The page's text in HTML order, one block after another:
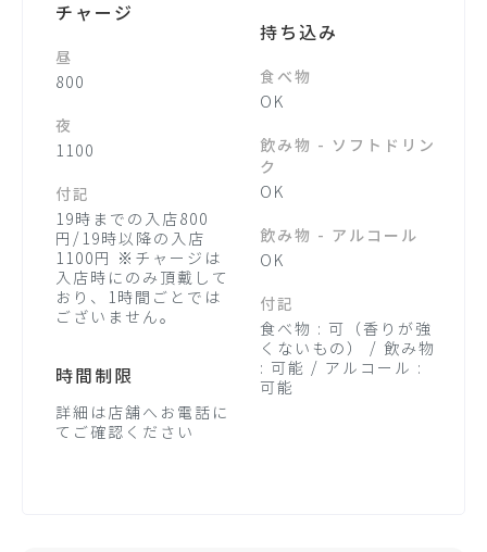
チャージ
昼
800
夜
1100
付記
19時までの入店800
円/19時以降の入店
1100円 ※チャージは
入店時にのみ頂戴して
おり、1時間ごとでは
ございません。
時間制限
詳細は店舗へお電話に
てご確認ください
持ち込み
食べ物
OK
飲み物 - ソフトドリン
ク
OK
飲み物 - アルコール
OK
付記
食べ物 : 可（香りが強
くないもの） / 飲み物
: 可能 / アルコール :
可能